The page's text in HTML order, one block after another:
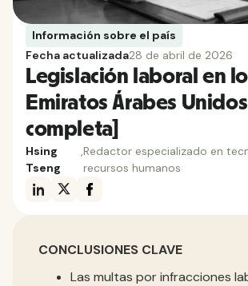
Información sobre el país
Fecha actualizada28 de abril de 2026
Legislación laboral en
Emiratos Árabes
completa]
Hsing
Tseng
Redactor especializado en
recursos humanos
CONCLUSIONES CLAVE
Las multas por infracciones